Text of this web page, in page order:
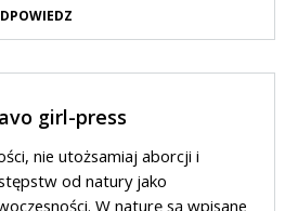
girl-press
nie utożsamiaj aborcji i
od natury jako
W naturę są wpisane